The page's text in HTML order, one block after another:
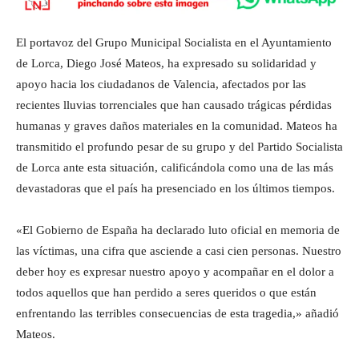
El portavoz del Grupo Municipal Socialista en el Ayuntamiento
de Lorca, Diego José Mateos, ha expresado su solidaridad y
apoyo hacia los ciudadanos de Valencia, afectados por las
recientes lluvias torrenciales que han causado trágicas pérdidas
humanas y graves daños materiales en la comunidad. Mateos ha
transmitido el profundo pesar de su grupo y del Partido Socialista
de Lorca ante esta situación, calificándola como una de las más
devastadoras que el país ha presenciado en los últimos tiempos.
«El Gobierno de España ha declarado luto oficial en memoria de
las víctimas, una cifra que asciende a casi cien personas. Nuestro
deber hoy es expresar nuestro apoyo y acompañar en el dolor a
todos aquellos que han perdido a seres queridos o que están
enfrentando las terribles consecuencias de esta tragedia,» añadió
Mateos.